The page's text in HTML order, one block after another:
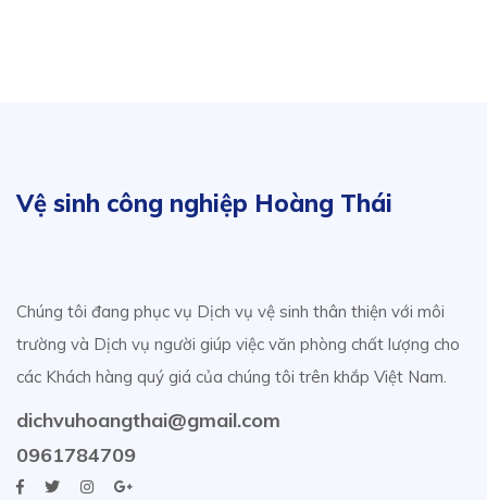
Vệ sinh công nghiệp Hoàng Thái
Chúng tôi đang phục vụ Dịch vụ vệ sinh thân thiện với môi
trường và Dịch vụ người giúp việc văn phòng chất lượng cho
các Khách hàng quý giá của chúng tôi trên khắp Việt Nam.
dichvuhoangthai@gmail.com
0961784709